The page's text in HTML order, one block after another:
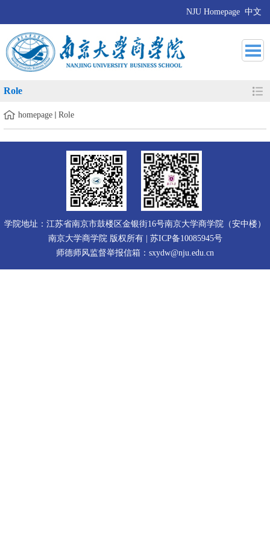
NJU Homepage 中文
Role
homepage Role
学院地址：江苏省南京市鼓楼区金银街16号南京大学商学院（安中楼）
南京大学商学院 版权所有 | 苏ICP备10085945号
师德师风监督举报信箱：sxydw@nju.edu.cn